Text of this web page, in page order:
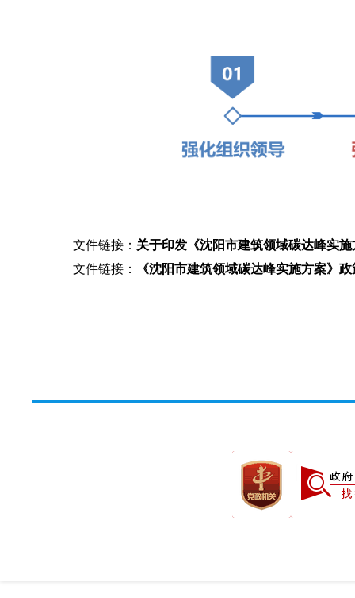
文件链接： 关于印发《沈阳市建筑领域碳达峰实
文件链接：
《沈阳市建筑领域碳达峰实施方案》